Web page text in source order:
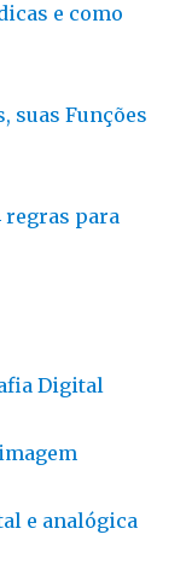
e como
suas Funções
regras para
Digital
e analógica